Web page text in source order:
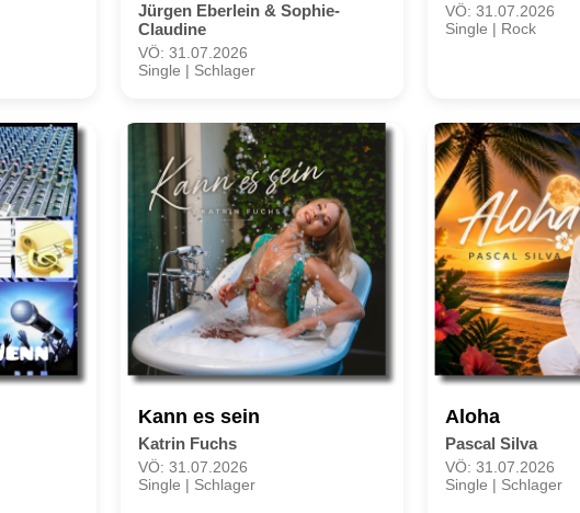
Jürgen Eberlein & Sophie-
Claudine
VÖ: 31.07.2026
Single | Schlager
VÖ: 31.07.2026
Single | Rock
Kann es sein
Katrin Fuchs
VÖ: 31.07.2026
Single | Schlager
Aloha
Pascal Silva
VÖ: 31.07.2026
Single | Schlager